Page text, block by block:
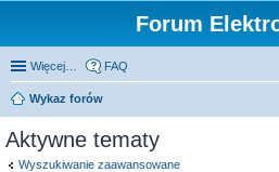
Forum
Więcej… FAQ
Wykaz forów
Aktywne tematy
Wyszukiwanie zaawansowane